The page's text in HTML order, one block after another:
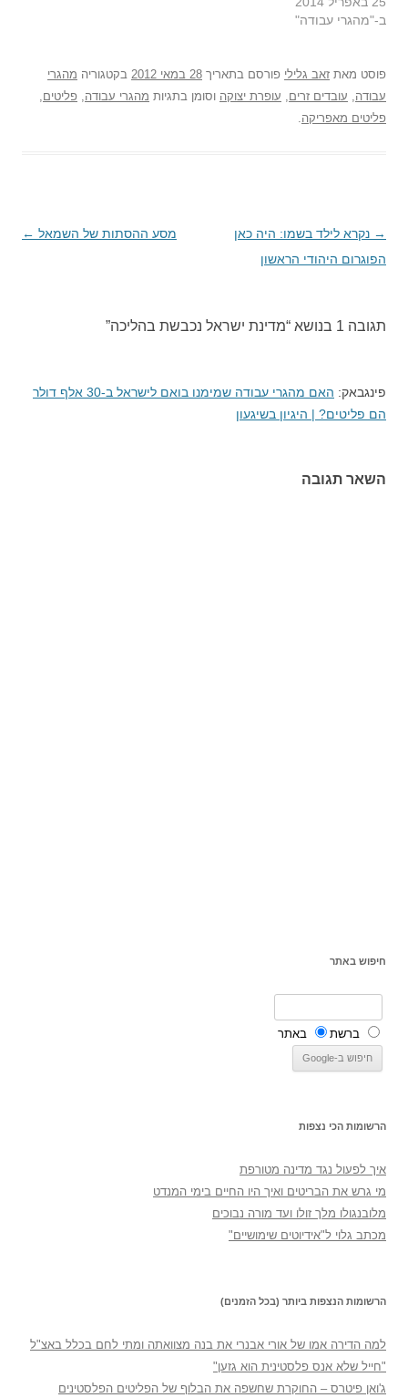
ב-"מהגרי עבודה"
פוסט מאת זאב גלילי פורסם בתאריך 28 במאי 2012 בקטגוריה מהגרי
עבודה
עובדים זרים עופרת יצוקה וסומן בתגיות מהגרי עבודה פליטים
פליטים מאפריקה
ניווט
בפוסטים
→ נקרא לילד בשמו: היה כאן
הפוגרום היהודי הראשון
מסע ההסתות של השמאל ←
תגובה 1 בנושא “ מדינת ישראל נכבשת בהליכה”
פינגבאק:
האם מהגרי עבודה שמימנו בואם לישראל ב-30 אלף דולר
הם פליטים? | היגיון בשיגעון
השאר תגובה
חיפוש באתר
ברשת באתר
הרשומות הכי נצפות
איך לפעול נגד מדינה מטורפת
מי גרש את הבריטים ואיך היו החיים בימי המנדט
מלובנגולו מלך זולו ועד מורה נבוכים
מכתב גלוי ל"אידיוטים שימושיים"
הרשומות הנצפות ביותר (בכל הזמנים)
למה הדירה אמו של אורי אבנרי את בנה מצוואתה ומתי לחם בכלל באצ"ל
"חייל שלא אנס פלסטינית הוא גזען"
ג'ואן פיטרס – החוקרת שחשפה את הבלוף של הפליטים הפלסטינים